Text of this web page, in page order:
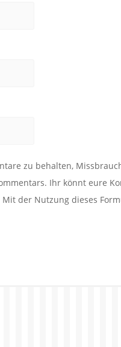
zu behalten,
Ihr könnt eure
Mit der Nutzung dieses